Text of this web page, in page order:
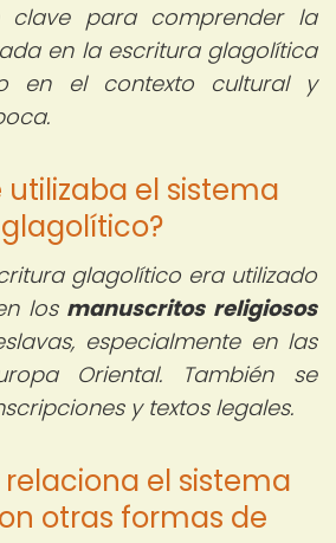
clave para comprender la
en la escritura glagolítica
en el contexto cultural y
utilizaba el sistema
glagolítico era utilizado
los manuscritos religiosos
especialmente en las
Oriental. También se
y textos legales.
relaciona el sistema
otras formas de